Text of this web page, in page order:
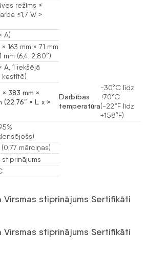
režīms ≤
≤1,7 W >
A)
163 mm × 71 mm
mm (6,4. 2,80″)
A, 1 iekšējā
kastītē)
× 383 mm ×
(22,76″ × L. x >
Darbības
temperatūra
-30°C līdz
+70°C
(-22°F līdz
+158°F)
mārciņas)
stiprinājums
Virsmas stiprinājums Sertifikāti
Virsmas stiprinājums Sertifikāti